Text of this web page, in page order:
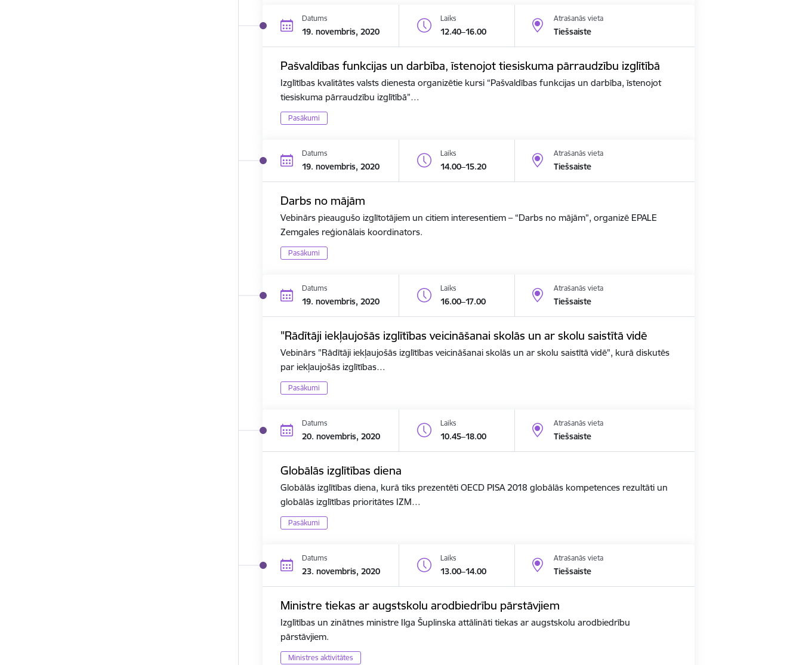
Datums
19. novembris, 2020
Laiks
12.40–16.00
Atrašanās vieta
Tiešsaiste
Pašvaldības funkcijas un darbība, īstenojot tiesiskuma pārraudzību izglītībā
Izglītības kvalitātes valsts dienesta organizētie kursi “Pašvaldības funkcijas un darbība, īstenojot
tiesiskuma pārraudzību izglītībā”…
Pasākumi
Datums
19. novembris, 2020
Laiks
14.00–15.20
Atrašanās vieta
Tiešsaiste
Darbs no mājām
Vebinārs pieaugušo izglītotājiem un citiem interesentiem – “Darbs no mājām”, organizē EPALE
Zemgales reģionālais koordinators.
Pasākumi
Datums
19. novembris, 2020
Laiks
16.00–17.00
Atrašanās vieta
Tiešsaiste
"Rādītāji iekļaujošās izglītības veicināšanai skolās un ar skolu saistītā vidē
Vebinārs "Rādītāji iekļaujošās izglītības veicināšanai skolās un ar skolu saistītā vidē", kurā diskutēs
par iekļaujošās izglītības…
Pasākumi
Datums
20. novembris, 2020
Laiks
10.45–18.00
Atrašanās vieta
Tiešsaiste
Globālās izglītības diena
Globālās izglītības diena, kurā tiks prezentēti OECD PISA 2018 globālās kompetences rezultāti un
globālās izglītības prioritātes IZM…
Pasākumi
Datums
23. novembris, 2020
Laiks
13.00–14.00
Atrašanās vieta
Tiešsaiste
Ministre tiekas ar augstskolu arodbiedrību pārstāvjiem
Izglītības un zinātnes ministre Ilga Šuplinska attālināti tiekas ar augstskolu arodbiedrību
pārstāvjiem.
Ministres aktivitātes